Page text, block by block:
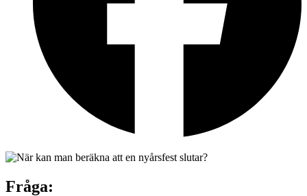
Fråga: